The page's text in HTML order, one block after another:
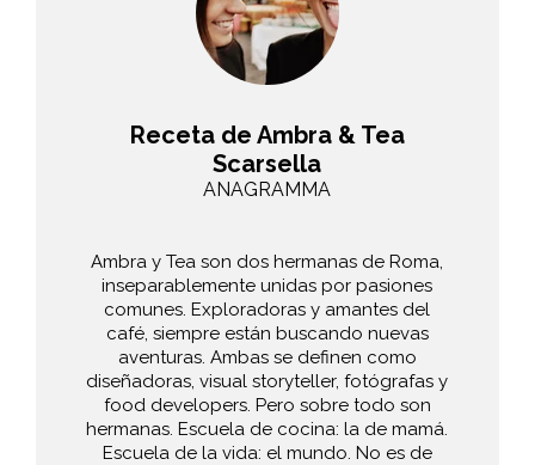
Receta de Ambra & Tea
Scarsella
ANAGRAMMA
Ambra y Tea son dos hermanas de Roma,
inseparablemente unidas por pasiones
comunes. Exploradoras y amantes del
café, siempre están buscando nuevas
aventuras. Ambas se definen como
diseñadoras, visual storyteller, fotógrafas y
food developers. Pero sobre todo son
hermanas. Escuela de cocina: la de mamá.
Escuela de la vida: el mundo. No es de